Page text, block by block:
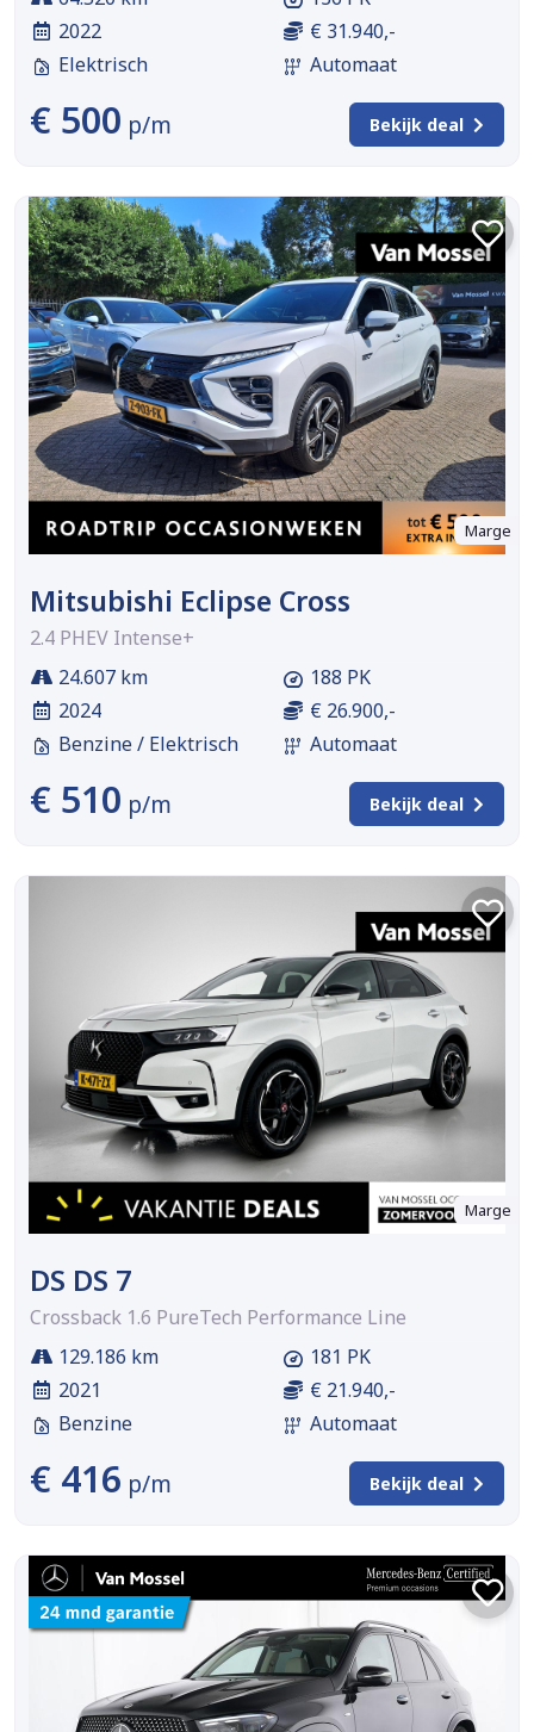
2022
Elektrisch
€ 31.940,-
Automaat
€ 500 p/m Bekijk deal
Marge
Mitsubishi Eclipse Cross
2.4 PHEV Intense+
24.607 km
2024
Benzine / Elektrisch
188 PK
€ 26.900,-
Automaat
€ 510 p/m Bekijk deal
Marge
DS DS 7
Crossback 1.6 PureTech Performance Line
129.186 km
2021
Benzine
181 PK
€ 21.940,-
Automaat
€ 416 p/m Bekijk deal